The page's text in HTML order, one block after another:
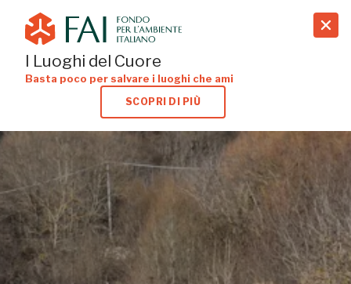
search
I Luoghi del Cuore
Basta poco per salvare i luoghi che ami
SCOPRI DI PIÙ
FERROVIA DEL
CENTRO ITALIA